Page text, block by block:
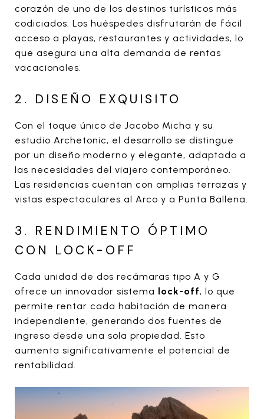
corazón de uno de los destinos turísticos más
codiciados. Los huéspedes disfrutarán de fácil
acceso a playas, restaurantes y actividades, lo
que asegura una alta demanda de rentas
vacacionales.
2. DISEÑO EXQUISITO
Con el toque único de Jacobo Micha y su
estudio Archetonic, el desarrollo se distingue
por un diseño moderno y elegante, adaptado a
las necesidades del viajero contemporáneo.
Las residencias cuentan con amplias terrazas y
vistas espectaculares al Arco y a Punta Ballena.
3. RENDIMIENTO ÓPTIMO
CON LOCK-OFF
Cada unidad de dos recámaras tipo A y G
ofrece un innovador sistema lock-off, lo que
permite rentar cada habitación de manera
independiente, generando dos fuentes de
ingreso desde una sola propiedad. Esto
aumenta significativamente el potencial de
rentabilidad.